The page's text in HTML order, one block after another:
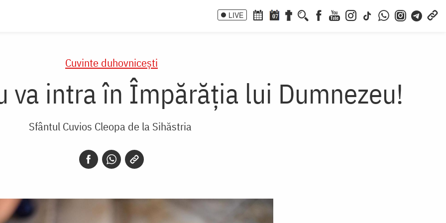
LIVE 07
Cuvinte duhovnicești
va intra în Împărăția lui Dumnezeu!
Sfântul Cuvios Cleopa de la Sihăstria